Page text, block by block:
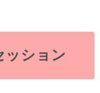
ッション